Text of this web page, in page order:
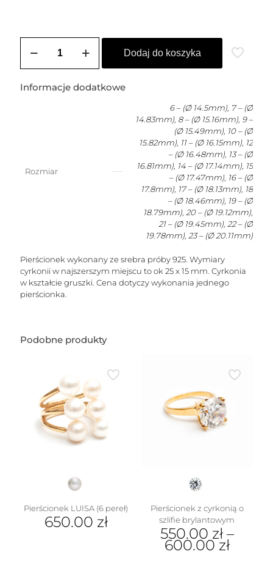
Pierścionek
Dodaj do koszyka
Informacje dodatkowe
Rozmiar
6 – (Ø 14.5mm), 7 – (Ø
14.83mm), 8 – (Ø 15.16mm), 9 –
(Ø 15.49mm), 10 – (Ø
15.82mm), 11 – (Ø 16.15mm), 12
– (Ø 16.48mm), 13 – (Ø
16.81mm), 14 – (Ø 17.14mm), 15
– (Ø 17.47mm), 16 – (Ø
17.8mm), 17 – (Ø 18.13mm), 18
– (Ø 18.46mm), 19 – (Ø
18.79mm), 20 – (Ø 19.12mm),
21 – (Ø 19.45mm), 22 – (Ø
19.78mm), 23 – (Ø 20.11mm)
Pierścionek wykonany ze srebra próby 925. Wymiary
cyrkonii w najszerszym miejscu to ok 25 x 15 mm. Cyrkonia
w kształcie gruszki. Cena dotyczy wykonania jednego
pierścionka.
Podobne produkty
Pierścionek LUISA (6 pereł)
650.00 zł
Pierścionek z cyrkonią o
szlifie brylantowym
550.00 zł–
600.00 zł